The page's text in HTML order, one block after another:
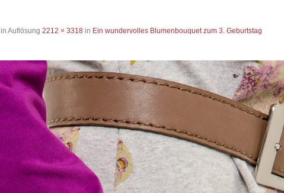
in Auflösung2212 × 3318 in Ein wundervolles Blumenbouquet zum 3. Geburtstag